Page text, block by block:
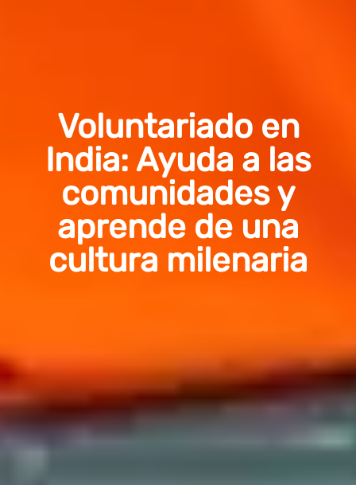
Voluntariado en
India: Ayuda a las
comunidades y
aprende de una
cultura milenaria